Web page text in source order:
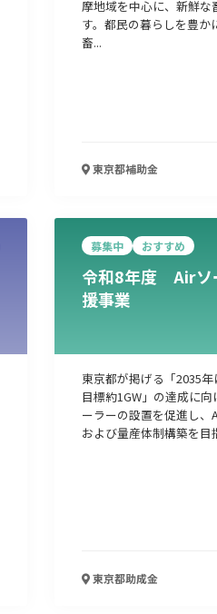
摩地域を中心に、新鮮な
す。都民の暮らしを豊か
畜...
東京都補助金
募集中 おすすめ
令和8年度 Airソ
援事業
東京都が掲げる「2035
目標約1GW」の達成に
ーラーの設置を促進し
および量産体制構築を目
東京都助成金